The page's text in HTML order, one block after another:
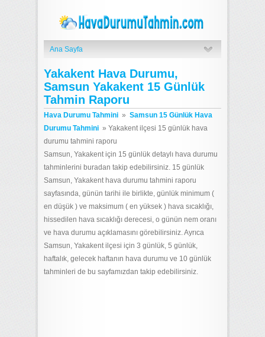
Ana Sayfa
Yakakent Hava Durumu,
Samsun Yakakent 15 Günlük
Tahmin Raporu
Hava Durumu Tahmini » Samsun 15 Günlük Hava
Durumu Tahmini » Yakakent ilçesi 15 günlük hava
durumu tahmini raporu
Samsun, Yakakent için 15 günlük detaylı hava durumu
tahminlerini buradan takip edebilirsiniz. 15 günlük
Samsun, Yakakent hava durumu tahmini raporu
sayfasında, günün tarihi ile birlikte, günlük minimum (
en düşük ) ve maksimum ( en yüksek ) hava sıcaklığı,
hissedilen hava sıcaklığı derecesi, o günün nem oranı
ve hava durumu açıklamasını görebilirsiniz. Ayrıca
Samsun, Yakakent ilçesi için 3 günlük, 5 günlük,
haftalık, gelecek haftanın hava durumu ve 10 günlük
tahminleri de bu sayfamızdan takip edebilirsiniz.